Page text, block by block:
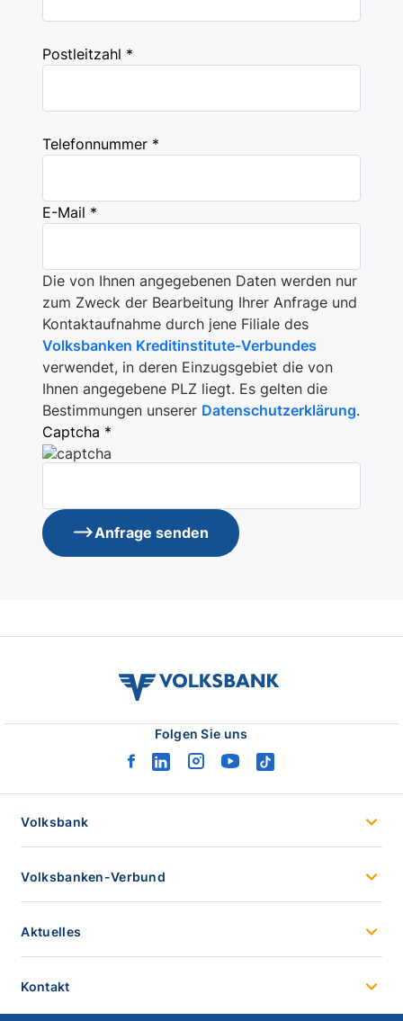
Postleitzahl *
Telefonnummer *
E-Mail *
Die von Ihnen angegebenen Daten werden nur
zum Zweck der Bearbeitung Ihrer Anfrage und
Kontaktaufnahme durch jene Filiale des
Volksbanken Kreditinstitute-Verbundes
verwendet, in deren Einzugsgebiet die von
Ihnen angegebene PLZ liegt. Es gelten die
Bestimmungen unserer Datenschutzerklärung.
Captcha *
Anfrage senden
volksbank
Folgen Sie uns
facebook
linkedininstagram
youtubetiktok
Volksbank
Volksbanken-Verbund
Aktuelles
Kontakt